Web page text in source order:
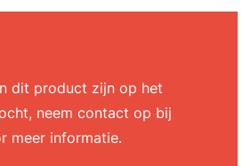
dit product zijn op het
neem contact op bij
meer informatie.